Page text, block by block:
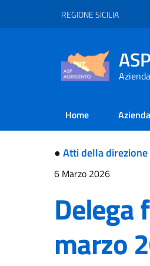
REGIONE SICILIA
Home Azienda
●Atti della direzione
6 Marzo 2026
Delega
marzo